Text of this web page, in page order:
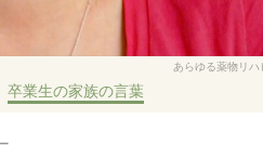
あらゆる薬物リハ
卒業生の家族の言葉